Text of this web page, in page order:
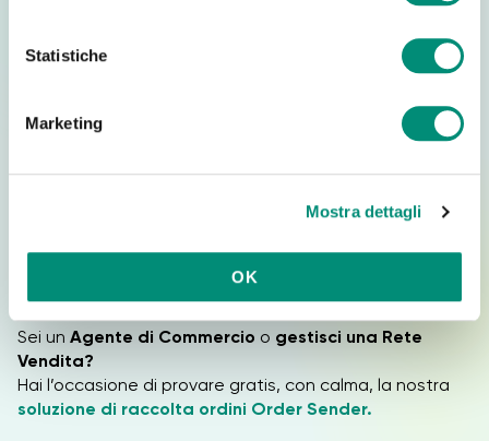
e
Statistiche
Marketing
Mostra dettagli
OK
In un flusso aziendale, non basta generare ordini, è
importante focalizzarsi anche sulla loro gestione per
Scopri il nostro Sofware dedicatoAikuboard.
Raccolta Ordini e Gestione della Rete
Sei un Agente di Commercio o gestisci una Rete
Vendita?
Hai l’occasione di provare gratis, con calma, la nostra
soluzione di raccolta ordini Order Sender.